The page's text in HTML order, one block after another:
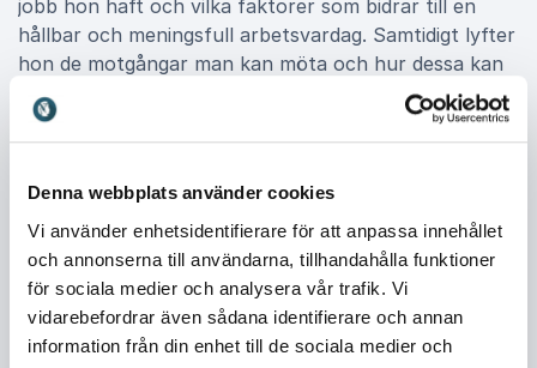
Denna webbplats använder cookies
Vi använder enhetsidentifierare för att anpassa innehållet
och annonserna till användarna, tillhandahålla funktioner
för sociala medier och analysera vår trafik. Vi
vidarebefordrar även sådana identifierare och annan
information från din enhet till de sociala medier och
jobb hon haft och vilka faktorer som bidrar till en
hållbar och meningsfull arbetsvardag. Samtidigt lyfter
hon de motgångar man kan möta och hur dessa kan
hanteras på ett konstruktivt och utvecklande sätt.
Med en kombination av humor och skärpa ger hon
perspektiv på vad som krävs för att bli en bra
individer och grupper kan växa. Hennes sätt att väva
samman personliga erfarenheter med allmängiltiga
insikter gör att publiken både känner igen sig och
inspireras till förändring.